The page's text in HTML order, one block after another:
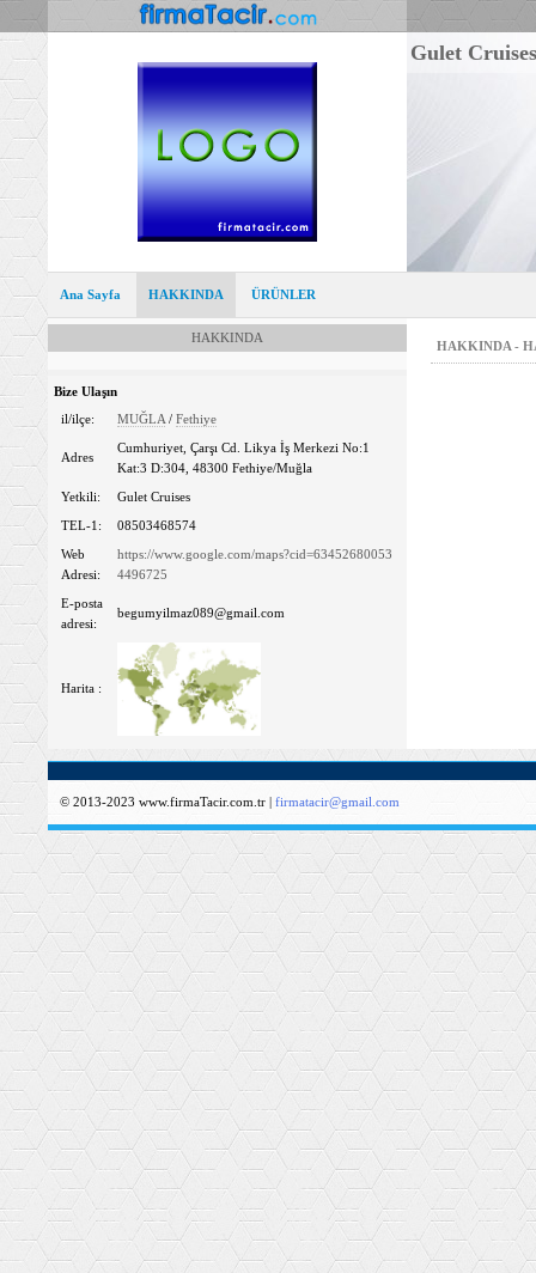
Gulet Cruises
Ana Sayfa HAKKINDA ÜRÜNLER
HAKKINDA
Bize Ulaşın
il/ilçe:
MUĞLA / Fethiye
Adres
Cumhuriyet, Çarşı Cd. Likya İş Merkezi No:1
Kat:3 D:304, 48300 Fethiye/Muğla
Yetkili:
Gulet Cruises
TEL-1:
08503468574
Web
Adresi:
https://www.google.com/maps?cid=63452680053
4496725
E-posta
adresi:
begumyilmaz089@gmail.com
Harita :
HAKKINDA -
© 2013-2023 www.firmaTacir.com.tr | firmatacir@gmail.com